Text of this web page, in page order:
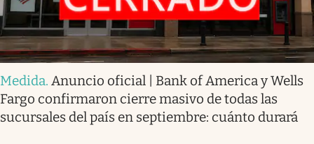
Medida. Anuncio oficial | Bank of America y Wells
Fargo confirmaron cierre masivo de todas las
sucursales del país en septiembre: cuánto durará